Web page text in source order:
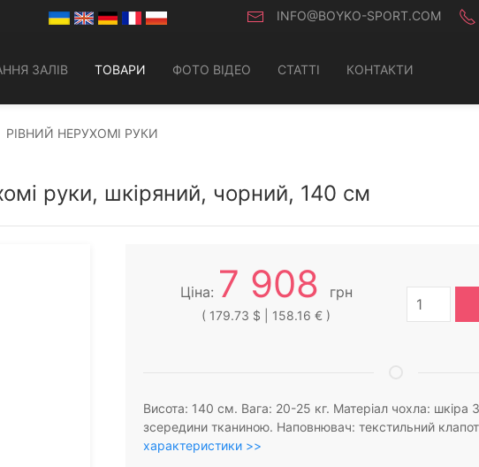
INFO@BOYKO-SPORT.COM
ЗАЛІВ ТОВАРИ ФОТО ВІДЕО СТАТТІ КОНТАКТИ
РІВНИЙ НЕРУХОМІ РУКИ
руки, шкіряний, чорний, 140 см
Ціна: 7 908 грн
( 179.73 $ | 158.16 € )
Висота: 140 см. Вага: 20-25 кг. Матеріал чохла:
зсередини тканиною. Наповнювач: текстильний
характеристики >>